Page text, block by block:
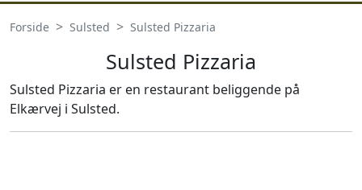
Forside Sulsted Sulsted Pizzaria
Sulsted Pizzaria
Sulsted Pizzaria er en restaurant beliggende på
Elkærvej i Sulsted.